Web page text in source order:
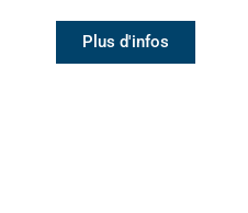
Plus d'infos